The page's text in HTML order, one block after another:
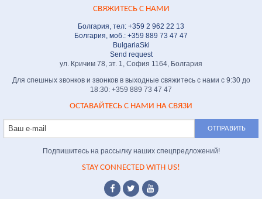
СВЯЖИТЕСЬ С НАМИ
Болгария, тел: +359 2 962 22 13
Болгария, моб.: +359 889 73 47 47
BulgariaSki
Send request
ул. Кричим 78, эт. 1, София 1164, Болгария
Для спешных звонков и звонков в выходные свяжитесь с нами с 9:30 до
18:30: +359 889 73 47 47
ОСТАВАЙТЕСЬ С НАМИ НА СВЯЗИ
Подпишитесь на рассылку наших спецпредложений!
STAY CONNECTED WITH US!